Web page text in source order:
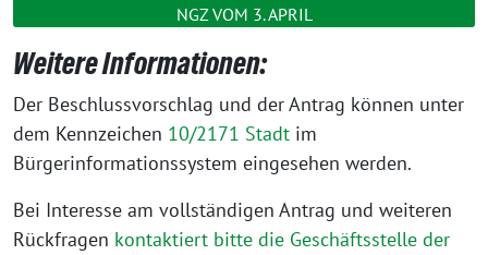
GZ VOM 3. APRIL
Weitere Informationen:
Der Beschlussvorschlag und der Antrag können unter
dem Kennzeichen 10/2171 Stadt im
Bürgerinformationssystem eingesehen werden.
Bei Interesse am vollständigen Antrag und weiteren
Rückfragen kontaktiert bitte die Geschäftsstelle der